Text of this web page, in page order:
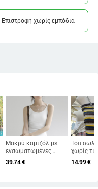
Επιστροφή χωρίς εμπόδια
Μακρύ καμιζόλ με
ενσωματωμένες
επενδύσεις στήθους,
χωρίς μεταλλική
39.74€
Τοπ
χωρίς
εφέ,
στενή
14.99€